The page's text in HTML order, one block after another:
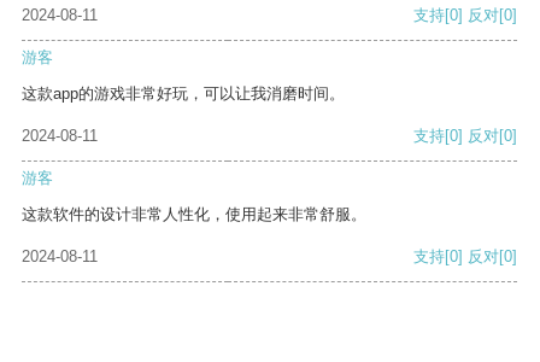
2024-08-11
支持[0] 反对[0]
游客
这款app的游戏非常好玩，可以让我消磨时间。
2024-08-11 支持[0] 反对[0]
游客
这款软件的设计非常人性化，使用起来非常舒服。
2024-08-11 支持[0] 反对[0]